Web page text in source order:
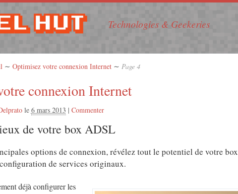
Technologies & Geekeries
∼ Optimisez votre connexion Internet ∼ Page 4
connexion Internet
le 6 mars 2013 | Commenter
de votre box ADSL
options de connexion, révélez tout le potentiel de votre box
de services originaux.
déjà configurer les